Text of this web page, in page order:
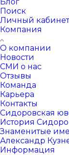
Поиск
Личный кабинет
Компания
О компании
Новости
СМИ о нас
Отзывы
Команда
Карьера
Контакты
Сидоровская
История
Знаменитые
Александр
Информация